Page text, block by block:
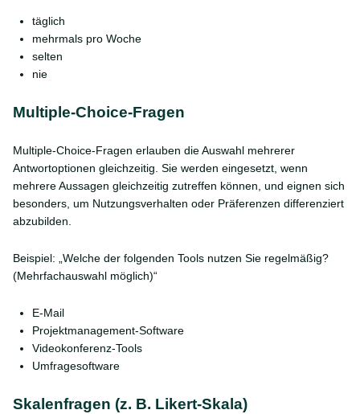
täglich
mehrmals pro Woche
selten
nie
Multiple-Choice-Fragen
Multiple-Choice-Fragen erlauben die Auswahl mehrerer
Antwortoptionen gleichzeitig. Sie werden eingesetzt, wenn
mehrere Aussagen gleichzeitig zutreffen können, und eignen sich
besonders, um Nutzungsverhalten oder Präferenzen differenziert
abzubilden.
Beispiel: „Welche der folgenden Tools nutzen Sie regelmäßig?
(Mehrfachauswahl möglich)“
E-Mail
Projektmanagement-Software
Videokonferenz-Tools
Umfragesoftware
Skalenfragen (z. B. Likert-Skala)